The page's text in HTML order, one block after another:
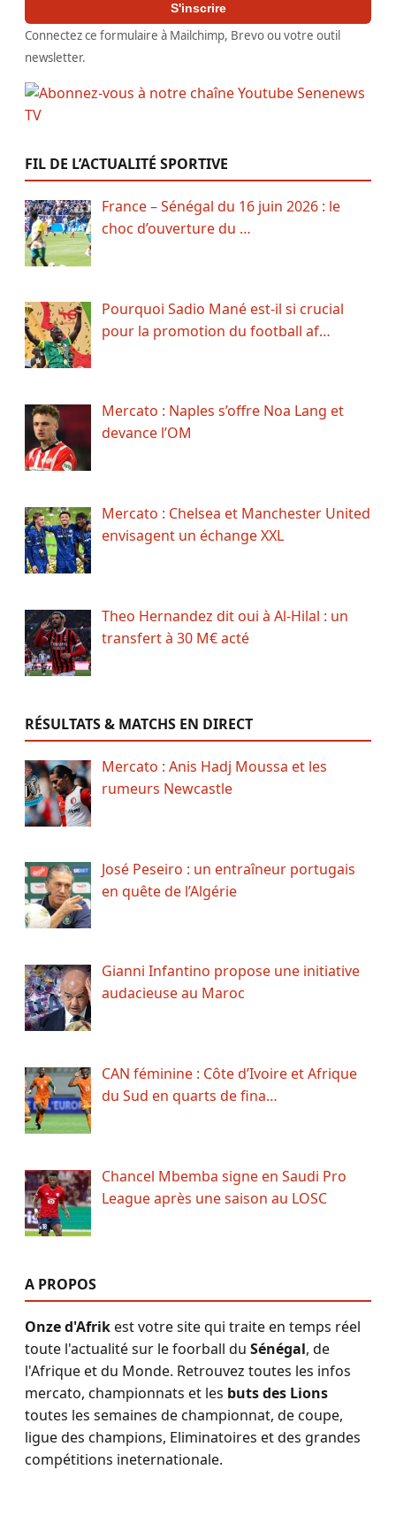
S'inscrire
Connectez ce formulaire à Mailchimp, Brevo ou votre outil
newsletter.
FIL DE L’ACTUALITÉ SPORTIVE
France – Sénégal du 16 juin 2026 : le
choc d’ouverture du …
Pourquoi Sadio Mané est-il si crucial
pour la promotion du football af…
Mercato : Naples s’offre Noa Lang et
devance l’OM
Mercato : Chelsea et Manchester United
envisagent un échange XXL
Theo Hernandez dit oui à Al-Hilal : un
transfert à 30 M€ acté
RÉSULTATS & MATCHS EN DIRECT
Mercato : Anis Hadj Moussa et les
rumeurs Newcastle
José Peseiro : un entraîneur portugais
en quête de l’Algérie
Gianni Infantino propose une initiative
audacieuse au Maroc
CAN féminine : Côte d’Ivoire et Afrique
du Sud en quarts de fina…
Chancel Mbemba signe en Saudi Pro
League après une saison au LOSC
A PROPOS
Onze d'Afrikest votre site qui traite en temps réel
toute l'actualité sur le foorball du Sénégal, de
l'Afrique et du Monde. Retrouvez toutes les infos
mercato, championnats et les buts des Lions
toutes les semaines de championnat, de coupe,
ligue des champions, Eliminatoires et des grandes
compétitions ineternationale.